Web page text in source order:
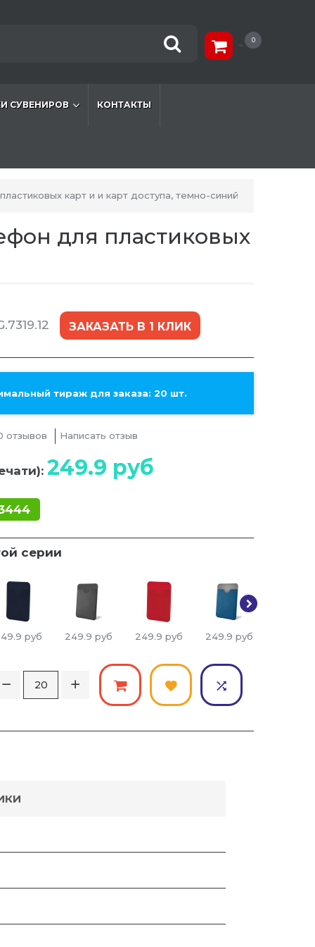
0
СУВЕНИРОВ КОНТАКТЫ
карт и и карт доступа, темно-синий
для пластиковых
ЗАКАЗАТЬ В 1 КЛИК
тираж для заказа: 20 шт.
отзывов Написать отзыв
249.9 руб
серии
руб 249.9 руб 249.9 руб 249.9 руб